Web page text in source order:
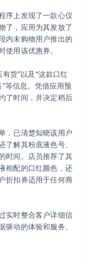
序上发现了一款心仪
了，应用为其发放了
内未购物用户推出的
用该优惠券。
货”以及“这款口红
等信息。凭借应用预
了时间，并决定稍后
，已清楚知晓该用户
解其粉底液色号、
时间。店员推荐了其
相配的口红颜色，还
折扣券适用于任何商
实时整合客户详细信
动的体验和服务。